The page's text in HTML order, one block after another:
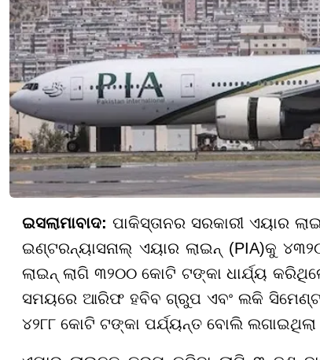
ଇସଲାମାବାଦ: ପାକିସ୍ତାନର ସରକାରୀ ଏୟାର
ଇଣ୍ଟରନ୍ୟାସନାଲ୍ ଏୟାର ଲାଇନ୍ (PIA)କୁ
ଲାଇନ୍ ଲାଗି ୩୨୦୦ କୋଟି ଟଙ୍କା ଧାର୍ଯ୍ୟ
ସମୟରେ ଆରିଫ ହବିବ ଗ୍ରୁପ ଏବଂ ଲକି
୪୨୮୮ କୋଟି ଟଙ୍କା ପର୍ଯ୍ୟନ୍ତ ବୋଲି ଲଗାଇଥିଲା